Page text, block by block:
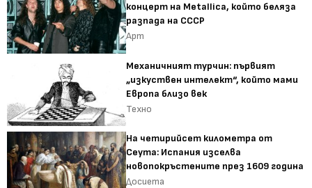
концерт на Metallica, който беляза
разпада на СССР
Арт
Механичният турчин: първият
„изкуствен интелект“, който мами
Европа близо век
Техно
На четирийсет километра от
Сеута: Испания изселва
новопокръстените през 1609 година
Досиета